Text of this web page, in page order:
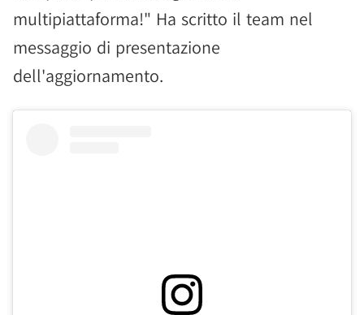
multipiattaforma!" Ha scritto il team nel
messaggio di presentazione
dell'aggiornamento.